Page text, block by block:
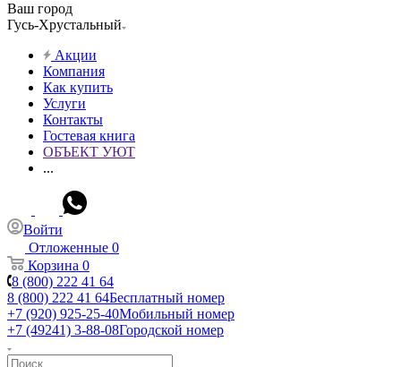
Ваш город
Гусь-Хрустальный
Акции
Компания
Как купить
Услуги
Контакты
Гостевая книга
ОБЪЕКТ УЮТ
...
Войти
Отложенные 0
Корзина 0
8 (800) 222 41 64
8 (800) 222 41 64Бесплатный номер
+7 (920) 925-25-40Мобильный номер
+7 (49241) 3-88-08Городской номер